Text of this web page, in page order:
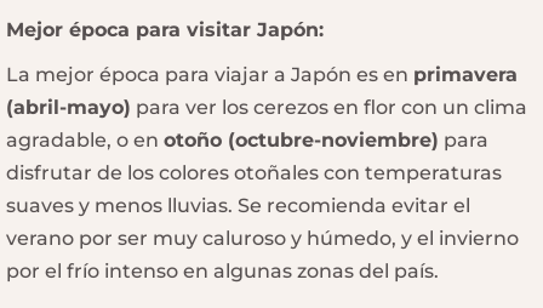
Mejor época para visitar Japón:
La mejor época para viajar a Japón es en primavera
(abril-mayo) para ver los cerezos en flor con un clima
agradable, o en otoño (octubre-noviembre) para
disfrutar de los colores otoñales con temperaturas
suaves y menos lluvias. Se recomienda evitar el
verano por ser muy caluroso y húmedo, y el invierno
por el frío intenso en algunas zonas del país.